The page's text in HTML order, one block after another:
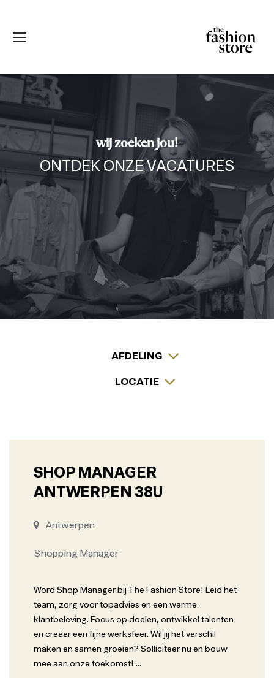
wij zoeken jou!
ONTDEK ONZE VACATURES
AFDELING
LOCATIE
SHOP MANAGER
ANTWERPEN 38U
Antwerpen
Shopping Manager
Word Shop Manager bij The Fashion Store! Leid het
team, zorg voor topadvies en een warme
klantbeleving. Focus op doelen, ontwikkel talenten
en creëer een fijne werksfeer. Wil jij het verschil
maken en samen groeien? Solliciteer nu en bouw
mee aan onze toekomst! ...